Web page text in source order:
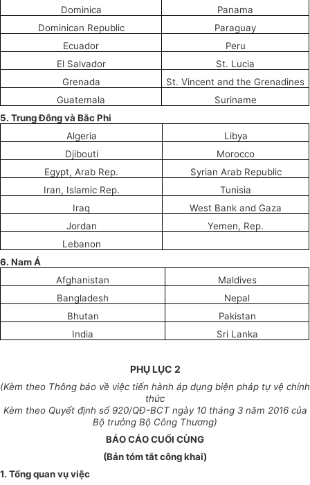
Dominica
Panama
Dominican Republic
Paraguay
Ecuador
Peru
ElSalvador
St. Lucia
Grenada
St. Vincent and the Grenadines
Guatemala
Suriname
5. Trung Đông và Bắc Phi
Algeria
Libya
Djibouti
Morocco
Egypt, Arab Rep.
Syrian Arab Republic
Iran, Islamic Rep.
Tunisia
Iraq
West Bank and Gaza
Jordan
Yemen, Rep.
Lebanon
6. Nam Á
Afghanistan
Maldives
Bangladesh
Nepal
Bhutan
Pakistan
India
Sri Lanka
PHỤ LỤC 2
(Kèm theo Thông báo về việc tiến hành áp dụng biện pháp tự vệ chính
thức
Kèm theo Quyết định số 920/QĐ-BCT ngày10tháng 3 năm 2016 của
Bộ trưởng Bộ Công Thương)
BÁO CÁO CUỐI CÙNG
(Bản tóm tắt công khai)
1. Tổng quan vụ việc